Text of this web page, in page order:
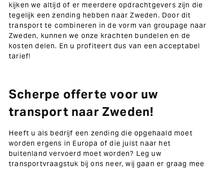
kijken we altijd of er meerdere opdrachtgevers zijn die
tegelijk een zending hebben naar Zweden. Door dit
transport te combineren in de vorm van groupage naar
Zweden, kunnen we onze krachten bundelen en de
kosten delen. En u profiteert dus van een acceptabel
tarief!
Scherpe offerte voor uw
transport naar Zweden!
Heeft u als bedrijf een zending die opgehaald moet
worden ergens in Europa of die juist naar het
buitenland vervoerd moet worden? Leg uw
transportvraagstuk bij ons neer, wij gaan er graag mee